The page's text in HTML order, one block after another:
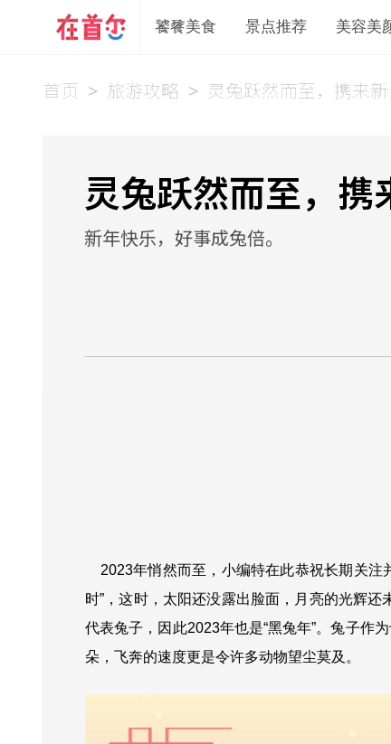
饕餮美食 景点推荐 美容美
首页 > 旅游攻略 > 灵兔跃然而至，携来新
灵兔跃然而至，携
新年快乐，好事成兔倍。
2023年悄然而至，小编特在此恭祝长期关注
时”，这时，太阳还没露出脸面，月亮的光辉
代表兔子，因此2023年也是“黑兔年”。兔子作
朵，飞奔的速度更是令许多动物望尘莫及。